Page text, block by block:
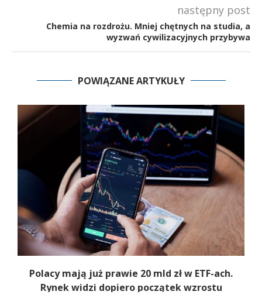
następny post
Chemia na rozdrożu. Mniej chętnych na studia, a
wyzwań cywilizacyjnych przybywa
POWIĄZANE ARTYKUŁY
Polacy mają już prawie 20 mld zł w ETF-ach.
Rynek widzi dopiero początek wzrostu